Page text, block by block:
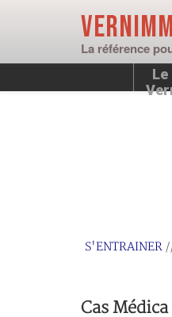
La référence
Le
S'ENTRAINER
Cas Médica